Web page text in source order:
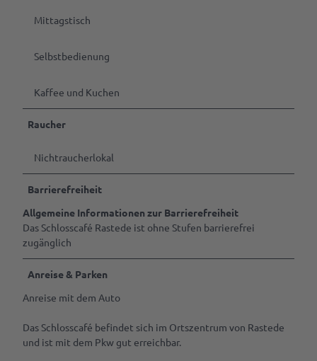
Mittagstisch
Selbstbedienung
Kaffee und Kuchen
Raucher
Nichtraucherlokal
Barrierefreiheit
Allgemeine Informationen zur Barrierefreiheit
Das Schlosscafé Rastede ist ohne Stufen barrierefrei
zugänglich
Anreise & Parken
Anreise mit dem Auto
Das Schlosscafé befindet sich im Ortszentrum von Rastede
und ist mit dem Pkw gut erreichbar.